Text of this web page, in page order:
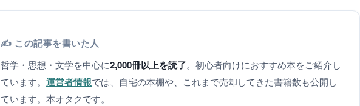
✍️ この記事を書いた人
哲学・思想・文学を中心に2,000冊以上を読了。初心者向けにおすすめ本をご紹介し
ています。 運営者情報では、自宅の本棚や、これまで売却してきた書籍数も公開し
ています。本オタクです。